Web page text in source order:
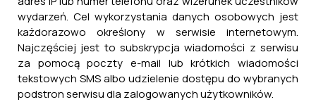
Miejscowego planu zagospodarowania
przestrzennego dla części nieruchomości w
granicach obrębów Dachnów, Nowe Sioło oraz
Cieszanów
29 kwietnia, 2025
wydarzeń. Cel wykorzystania danych osobowych jest
każdorazowo określony w serwisie internetowym.
Najczęściej jest to subskrypcja wiadomości z serwisu
za pomocą poczty e-mail lub krótkich wiadomości
tekstowych SMS albo udzielenie dostępu do wybranych
podstron serwisu dla zalogowanych użytkowników.